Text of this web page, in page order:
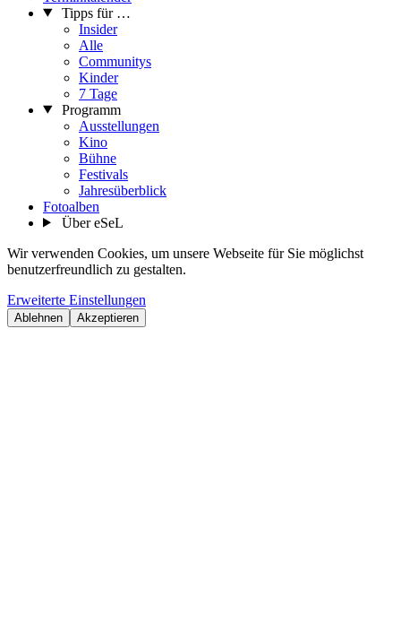
Tipps für …
Insider
Alle
Communitys
Kinder
7 Tage
Programm
Ausstellungen
Kino
Bühne
Festivals
Jahresüberblick
Fotoalben
Über eSeL
Wir verwenden Cookies, um unsere Webseite für Sie möglichst
benutzerfreundlich zu gestalten.
Erweiterte Einstellungen
Ablehnen Akzeptieren